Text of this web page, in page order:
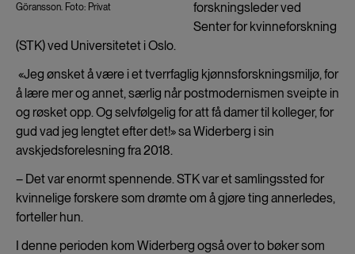
Göransson. Foto: Privat
forskningsleder ved
Senter for kvinneforskning
(STK) ved Universitetet i Oslo.
«Jeg ønsket å være i et tverrfaglig kjønnsforskningsmiljø, for
å lære mer og annet, særlig når postmodernismen sveipte in
og røsket opp. Og selvfølgelig for att få damer til kolleger, for
gud vad jeg lengtet efter det!» sa Widerberg i sin
avskjedsforelesning fra 2018.
– Det var enormt spennende. STK var et samlingssted for
kvinnelige forskere som drømte om å gjøre ting annerledes,
forteller hun.
I denne perioden kom Widerberg også over to bøker som